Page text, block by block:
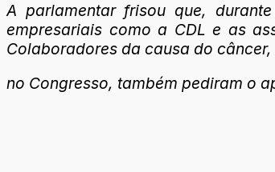
A parlamentar frisou que,
empresariais como a CDL e as
Colaboradores da causa do
no Congresso, também pediram o